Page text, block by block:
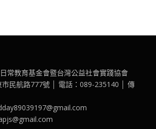
常教育基金會暨台灣公益社會實踐協會
民航路777號 │ 電話：089-235140 │ 傳